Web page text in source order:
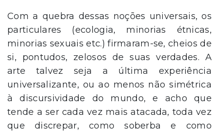
Com a quebra dessas noções universais, os
particulares (ecologia, minorias étnicas,
minorias sexuais etc.) firmaram-se, cheios de
si, pontudos, zelosos de suas verdades. A
arte talvez seja a última experiência
universalizante, ou ao menos não simétrica
à discursividade do mundo, e acho que
tende a ser cada vez mais atacada, toda vez
que discrepar, como soberba e como